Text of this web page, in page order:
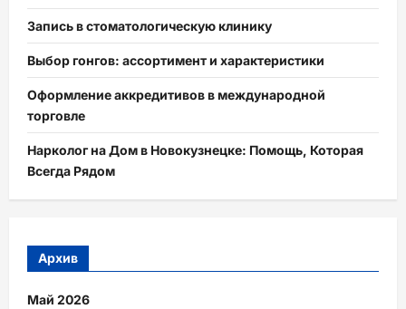
Запись в стоматологическую клинику
Выбор гонгов: ассортимент и характеристики
Оформление аккредитивов в международной
торговле
Нарколог на Дом в Новокузнецке: Помощь, Которая
Всегда Рядом
Архив
Май 2026